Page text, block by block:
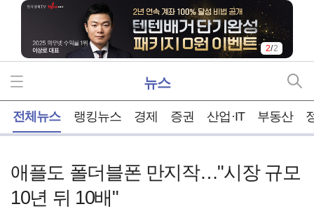
2/2
뉴스
전체뉴스 랭킹뉴스 경제 증권 산업·IT 부동산
애플도 폴더블폰 만지작…"시장 규모
10년 뒤 10배"